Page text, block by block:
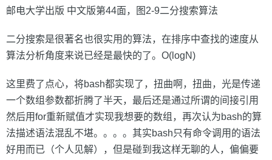
邮电大学出版 中文版第44面，图2-9二分搜索算法
二分搜索是很著名也很实用的算法，在排序中查找的速度从
算法分析角度来说已经是最快的了。O(logN)
这里费了点心，将bash都实现了，扭曲啊，扭曲，光是传递
一个数组参数都折腾了半天，最后还是通过所谓的间接引用
然后用for重新赋值才实现我想要的数组，再次认为bash的算
法描述语法混乱不堪。。。。其实bash只有命令调用的语法
好用而已（个人见解），但是碰到我这样无聊的人，偏偏要